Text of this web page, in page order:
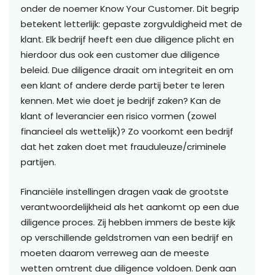
onder de noemer Know Your Customer. Dit begrip
betekent letterlijk: gepaste zorgvuldigheid met de
klant. Elk bedrijf heeft een due diligence plicht en
hierdoor dus ook een customer due diligence
beleid. Due diligence draait om integriteit en om
een klant of andere derde partij beter te leren
kennen. Met wie doet je bedrijf zaken? Kan de
klant of leverancier een risico vormen (zowel
financieel als wettelijk)? Zo voorkomt een bedrijf
dat het zaken doet met frauduleuze/criminele
partijen.
Financiële instellingen dragen vaak de grootste
verantwoordelijkheid als het aankomt op een due
diligence proces. Zij hebben immers de beste kijk
op verschillende geldstromen van een bedrijf en
moeten daarom verreweg aan de meeste
wetten omtrent due diligence voldoen. Denk aan